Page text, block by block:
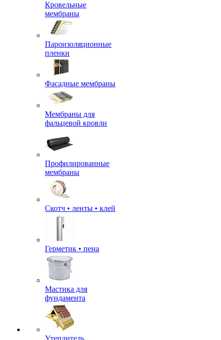
Кровельные
мембраны
Пароизоляционные
пленки
Фасадные мембраны
Мембраны для
фальцевой кровли
Профилированные
мембраны
Скотч • ленты • клей
Герметик • пена
Мастика для
фундамента
Утеплитель